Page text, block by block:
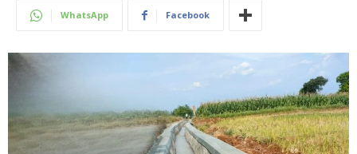
WhatsApp Facebook